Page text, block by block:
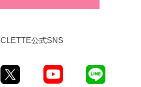
CLETTE公式SNS